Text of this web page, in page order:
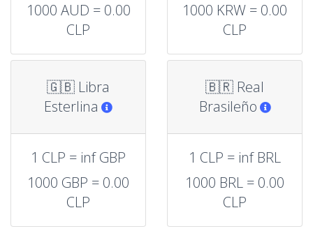
1000 AUD = 0.00
CLP
1000 KRW = 0.00
CLP
🇬🇧 Libra
Esterlina
1 CLP = inf GBP
1000 GBP = 0.00
CLP
🇧🇷 Real
Brasileño
1 CLP = inf BRL
1000 BRL = 0.00
CLP